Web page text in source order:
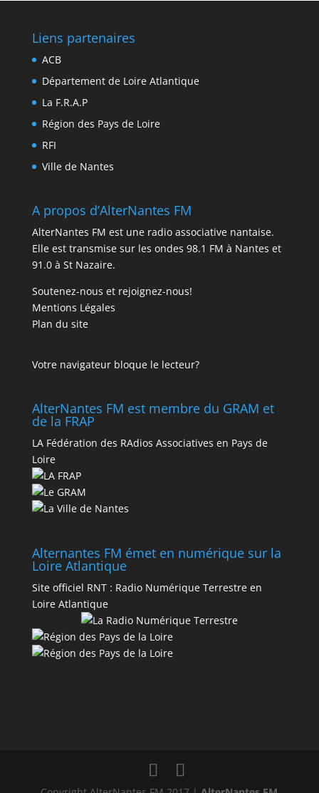
Liens partenaires
ACB
Département de Loire Atlantique
La F.R.A.P
Région des Pays de Loire
RFI
Ville de Nantes
A propos d’AlterNantes FM
AlterNantes FM est une radio associative nantaise.
Elle est transmise sur les ondes 98.1 FM à Nantes et
91.0 à St Nazaire.
Soutenez-nous et rejoignez-nous!
Mentions Légales
Plan du site
Votre navigateur bloque le lecteur?
AlterNantes FM est membre du GRAM et
de la FRAP
LA Fédération des RAdios Associatives en Pays de
Loire
Alternantes FM émet en numérique sur la
Loire Atlantique
Site officiel RNT : Radio Numérique Terrestre en
Loire Atlantique